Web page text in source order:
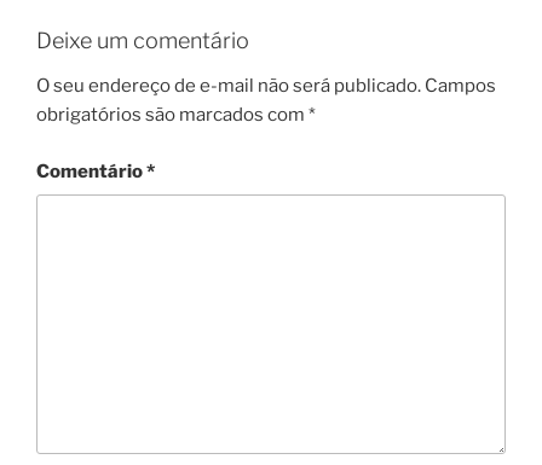
Deixe um comentário
O seu endereço de e-mail não será publicado. Campos
obrigatórios são marcados com *
Comentário*